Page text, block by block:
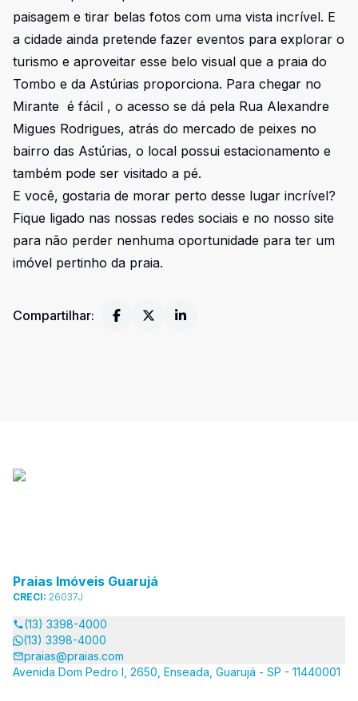
paisagem e tirar belas fotos com uma vista incrível. E
a cidade ainda pretende fazer eventos para explorar o
turismo e aproveitar esse belo visual que a praia do
Tombo e da Astúrias proporciona. Para chegar no
Mirante é fácil , o acesso se dá pela Rua Alexandre
Migues Rodrigues, atrás do mercado de peixes no
bairro das Astúrias, o local possui estacionamento e
também pode ser visitado a pé.
E você, gostaria de morar perto desse lugar incrível?
Fique ligado nas nossas redes sociais e no nosso site
para não perder nenhuma oportunidade para ter um
imóvel pertinho da praia.
Compartilhar:
Praias Imóveis Guarujá
CRECI: 26037J
(13) 3398-4000
(13) 3398-4000
praias@praias.com
Avenida Dom Pedro I, 2650, Enseada, Guarujá - SP - 11440001